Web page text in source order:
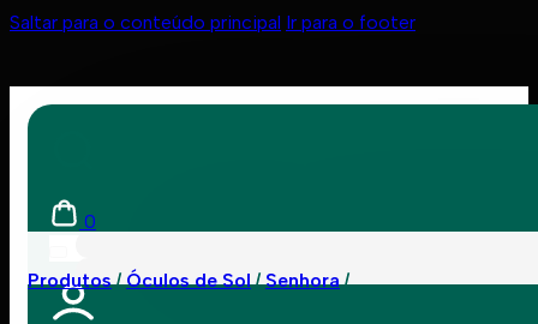
Saltar para o conteúdo principal Ir para o footer
0
Produtos Óculos de Sol Senhora